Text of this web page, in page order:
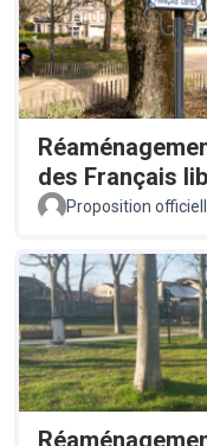
des Français
Proposition